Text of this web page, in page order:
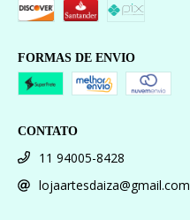
FORMAS DE ENVIO
CONTATO
11 94005-8428
lojaartesdaiza@gmail.com